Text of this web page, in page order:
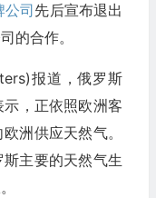
公司先后宣布退出
的合作。
报道，俄罗斯
，正依照欧洲客
洲供应天然气。
主要的天然气生